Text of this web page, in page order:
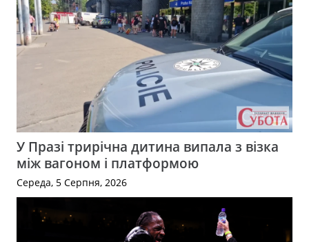
У Празі трирічна дитина випала з візка
між вагоном і платформою
Середа, 5 Серпня, 2026